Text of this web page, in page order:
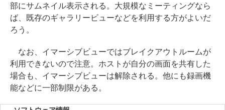
部にサムネイル表示される。大規模なミーティングなら
ば、既存のギャラリービューなどを利用する方がよいだ
ろう。
なお、イマーシブビューではブレイクアウトルームが
利用できないので注意。ホストが自分の画面を共有した
場合も、イマーシブビューは解除される。他にも録画機
能などに一部制限がある。